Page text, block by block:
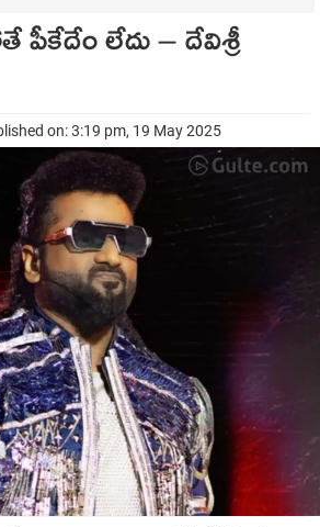
పీకేదేం లేదు – దేవిశ్రీ
on: 3:19 pm, 19 May 2025